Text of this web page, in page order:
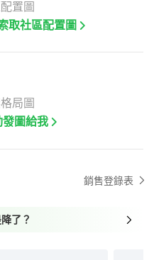
置圖
取社區配置圖
局圖
發圖給我
銷售登錄表
了？